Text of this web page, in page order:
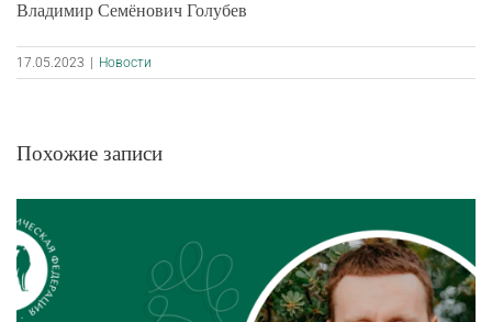
Владимир Семёнович Голубев
17.05.2023 Новости
Похожие записи